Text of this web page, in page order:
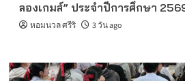
ลองเกมส์” ประจำปีการศึกษา
หอมนวล ศรีริ 3 วัน ago